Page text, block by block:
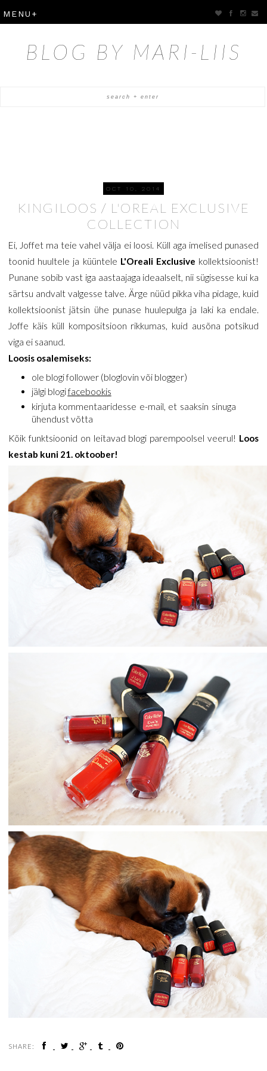
BLOG BY MARI-LIIS
OCT 10, 2014
KINGILOOS / L'OREAL EXCLUSIVE
COLLECTION
Ei, Joffet ma teie vahel välja ei loosi. Küll aga imelised punased
toonid huultele ja küüntele L'Oreali Exclusive kollektsioonist!
Punane sobib vast iga aastaajaga ideaalselt, nii sügisesse kui ka
särtsu andvalt valgesse talve. Ärge nüüd pikka viha pidage, kuid
kollektsioonist jätsin ühe punase huulepulga ja laki ka endale.
Joffe käis küll kompositsioon rikkumas, kuid ausõna potsikud
viga ei saanud.
Loosis osalemiseks:
ole blogi follower (bloglovin või blogger)
jälgi blogifacebookis
kirjuta kommentaaridesse e-mail, et saaksin sinuga
ühendust võtta
Kõik funktsioonid on leitavad blogi parempoolsel veerul! Loos
kestab kuni 21. oktoober!
SHARE: